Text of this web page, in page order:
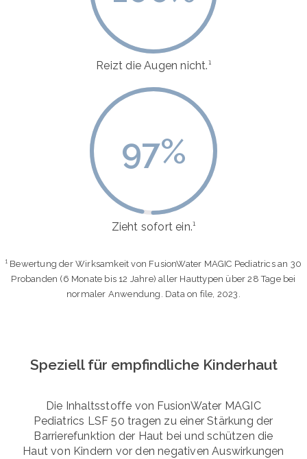
Reizt die Augen nicht.¹
97%
Zieht sofort ein.¹
¹ Bewertung der Wirksamkeit von FusionWater MAGIC Pediatrics an 30
Probanden (6 Monate bis 12 Jahre) aller Hauttypen über 28 Tage bei
normaler Anwendung. Data on file, 2023.
Speziell für empfindliche Kinderhaut
Die Inhaltsstoffe von FusionWater MAGIC
Pediatrics LSF 50 tragen zu einer Stärkung der
Barrierefunktion der Haut bei und schützen die
Haut von Kindern vor den negativen Auswirkungen